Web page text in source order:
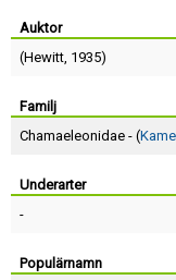
Auktor
(Hewitt, 1935)
Familj
Chamaeleonidae - (
Underarter
-
Populärnamn
Terms of Service